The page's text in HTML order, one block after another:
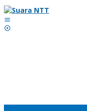
Lewati
ke
konten